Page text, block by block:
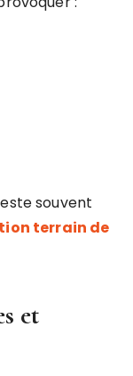
souvent
terrain de
et